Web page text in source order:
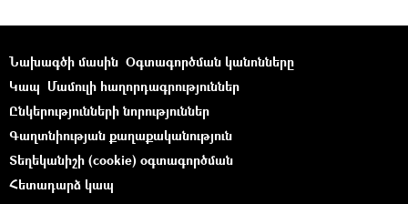
Նախագծի մասին Օգտագործման կանոնները
Կապ Մամուլի հաղորդագրություններ
Ընկերությունների նորություններ
Գաղտնիության քաղաքականություն
Տեղեկանիշի (cookie) օգտագործման
Հետադարձ կապ